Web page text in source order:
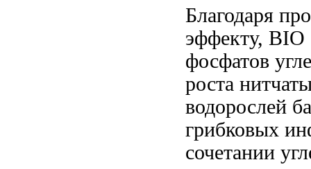
Благодаря
эффекту, BIO
фосфатов
роста
водорослей
грибковых
сочетании